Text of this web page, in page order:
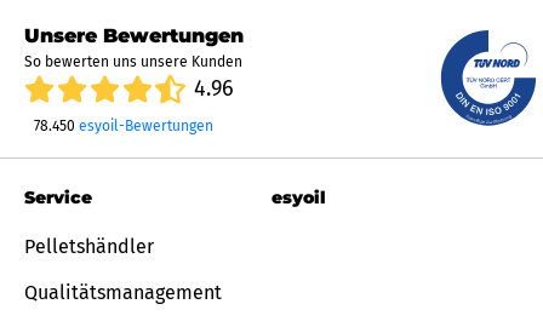
Unsere Bewertungen
So bewerten uns unsere Kunden
4.96
78.450 esyoil-Bewertungen
Service
Pelletshändler
Qualitätsmanagement
esyoil